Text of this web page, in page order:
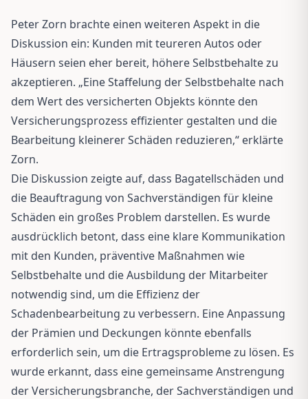
Peter Zorn brachte einen weiteren Aspekt in die
Diskussion ein: Kunden mit teureren Autos oder
Häusern seien eher bereit, höhere Selbstbehalte zu
akzeptieren. „Eine Staffelung der Selbstbehalte nach
dem Wert des versicherten Objekts könnte den
Versicherungsprozess effizienter gestalten und die
Bearbeitung kleinerer Schäden reduzieren,“ erklärte
Zorn.
Die Diskussion zeigte auf, dass Bagatellschäden und
die Beauftragung von Sachverständigen für kleine
Schäden ein großes Problem darstellen. Es wurde
ausdrücklich betont, dass eine klare Kommunikation
mit den Kunden, präventive Maßnahmen wie
Selbstbehalte und die Ausbildung der Mitarbeiter
notwendig sind, um die Effizienz der
Schadenbearbeitung zu verbessern. Eine Anpassung
der Prämien und Deckungen könnte ebenfalls
erforderlich sein, um die Ertragsprobleme zu lösen. Es
wurde erkannt, dass eine gemeinsame Anstrengung
der Versicherungsbranche, der Sachverständigen und